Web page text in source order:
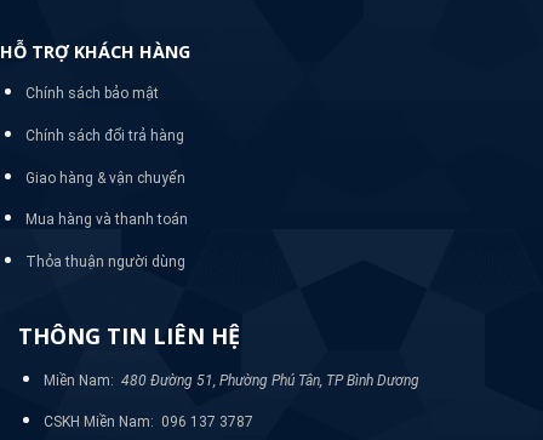
HỖ TRỢ KHÁCH HÀNG
Chính sách bảo mật
Chính sách đổi trả hàng
Giao hàng & vận chuyển
Mua hàng và thanh toán
Thỏa thuận người dùng
THÔNG TIN LIÊN HỆ
Miền Nam: 480 Đường 51, Phường Phú Tân, TP Bình Dương
CSKH Miền Nam: 096 137 3787